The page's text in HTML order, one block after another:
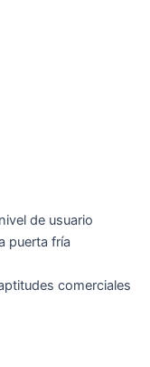
de usuario
puerta fría
comerciales